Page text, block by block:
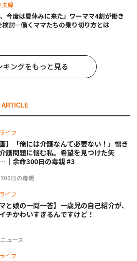
夫婦
、今度は夏休みに来た」ワーママ4割が働き
検討…働くママたちの乗り切り方とは
キングをもっと見る
ARTICLE
ライフ
日の毒親
画】「俺には介護なんて必要ない！」憎き
護問題に悩む私。希望を見つけた矢
余命300日の毒親 #3
ライフ
ュース
マと娘の一問一答】一歳児の自己紹介が、
チかわいすぎるんですけど！
ライフ